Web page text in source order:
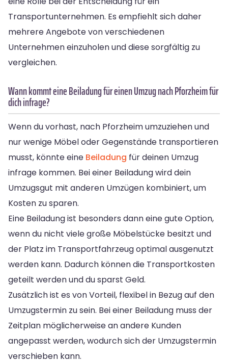
Transportunternehmen. Es empfiehlt sich daher
mehrere Angebote von verschiedenen
Unternehmen einzuholen und diese sorgfältig zu
vergleichen.
Wann kommt eine Beiladung für einen Umzug nach Pforzheim für
dich infrage?
Wenn du vorhast, nach Pforzheim umzuziehen und
nur wenige Möbel oder Gegenstände transportieren
musst, könnte eine Beiladung für deinen Umzug
infrage kommen. Bei einer Beiladung wird dein
Umzugsgut mit anderen Umzügen kombiniert, um
Kosten zu sparen.
Eine Beiladung ist besonders dann eine gute Option,
wenn du nicht viele große Möbelstücke besitzt und
der Platz im Transportfahrzeug optimal ausgenutzt
werden kann. Dadurch können die Transportkosten
geteilt werden und du sparst Geld.
Zusätzlich ist es von Vorteil, flexibel in Bezug auf den
Umzugstermin zu sein. Bei einer Beiladung muss der
Zeitplan möglicherweise an andere Kunden
angepasst werden, wodurch sich der Umzugstermin
verschieben kann.